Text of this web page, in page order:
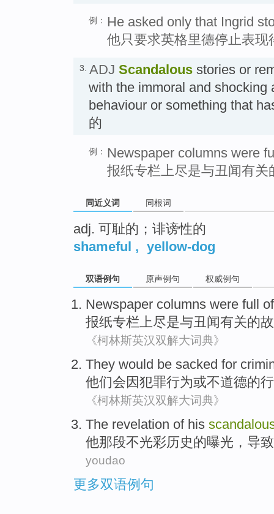
例： He asked only that Ingrid
他只要求英格里德停止表现
3. ADJ Scandalous stories or
with the immoral and shocking
behaviour or something that
的
例： Newspaper columns were
报纸专栏上尽是与丑闻有关
同近义词 同根词
adj. 可耻的；诽谤性的
shameful , yellow-dog
双语例句 原声例句 权威例句
Newspaper columns were full
报纸专栏上尽是与丑闻有关的
《柯林斯英汉双解大词典》
They would be sacked for
他们会因犯罪行为或不道德的
《柯林斯英汉双解大词典》
The revelation of his
他那段不光彩历史的曝光， 导致
youdao
更多双语例句